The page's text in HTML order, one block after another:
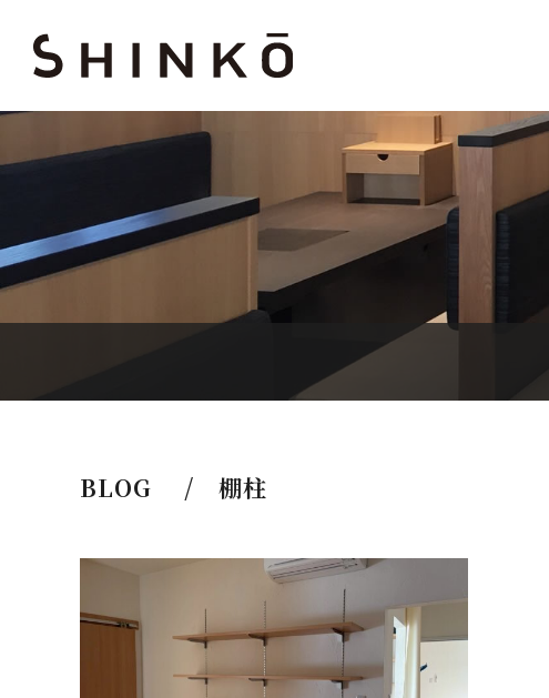
BLOG / 棚柱